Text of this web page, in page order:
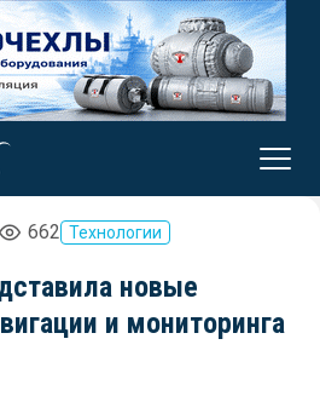
662 Технологии
новые
и мониторинга